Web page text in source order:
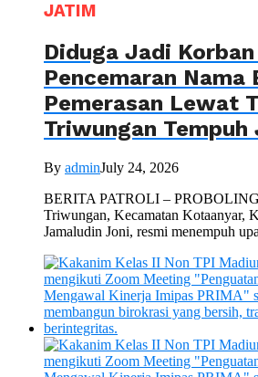
JATIM
Diduga Jadi
Pencemaran Nama
Pemerasan Lewat
Triwungan Tempuh
By adminJuly 24, 2026
BERITA PATROLI –
Triwungan, Kecamatan Kotaanyar,
Jamaludin Joni, resmi menempuh